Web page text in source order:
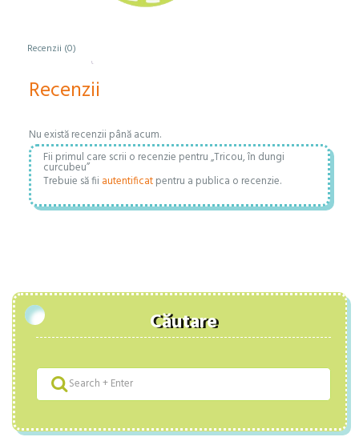
Recenzii (0)
Recenzii
Nu există recenzii până acum.
Fii primul care scrii o recenzie pentru „Tricou, în dungi
curcubeu”
Trebuie să fii autentificatpentru a publica o recenzie.
Căutare